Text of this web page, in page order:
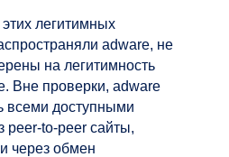
легитимных
adware, не
на легитимность
Вне проверки, adware
всеми доступными
to-peer сайты,
через обмен